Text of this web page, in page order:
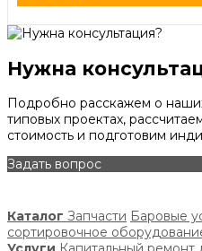
Нужна
Подробно расскажем о
типовых проектах,
стоимость и подготовим
Задать вопрос
Каталог Запчасти Баровые
сортировочное